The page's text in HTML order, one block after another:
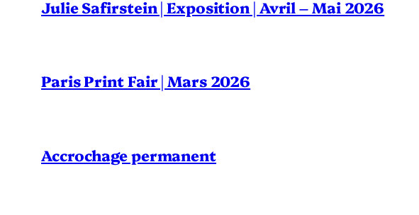
Julie Safirstein | Exposition | Avril – Mai 2026
Paris Print Fair | Mars 2026
Accrochage permanent